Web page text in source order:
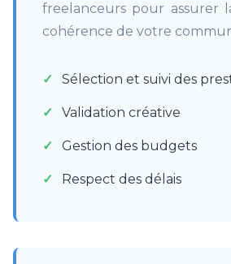
freelanceurs pour assurer
cohérence de votre
Sélection et suivi des
Validation créative
Gestion des budgets
Respect des délais